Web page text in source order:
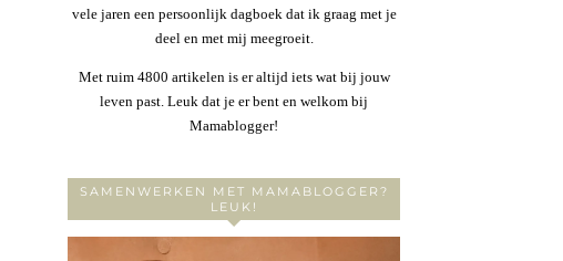
vele jaren een persoonlijk dagboek dat ik graag met je
deel en met mij meegroeit.
Met ruim 4800 artikelen is er altijd iets wat bij jouw
leven past. Leuk dat je er bent en welkom bij
Mamablogger!
SAMENWERKEN MET MAMABLOGGER?
LEUK!